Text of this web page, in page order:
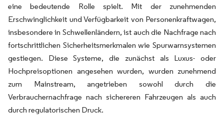
eine bedeutende Rolle spielt. Mit der zunehmenden
Erschwinglichkeit und Verfügbarkeit von Personenkraftwagen,
insbesondere in Schwellenländern, ist auch die Nachfrage nach
fortschrittlichen Sicherheitsmerkmalen wie Spurwarnsystemen
gestiegen. Diese Systeme, die zunächst als Luxus- oder
Hochpreisoptionen angesehen wurden, wurden zunehmend
zum Mainstream, angetrieben sowohl durch die
Verbrauchernachfrage nach sichereren Fahrzeugen als auch
durch regulatorischen Druck.